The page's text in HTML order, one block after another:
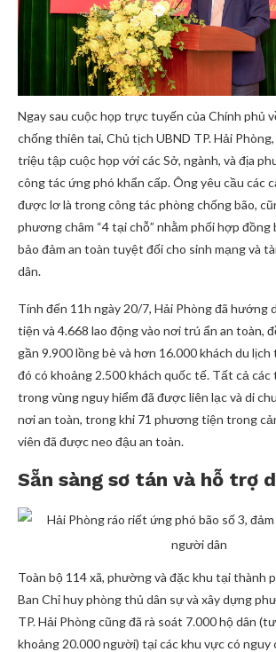
Ngay sau cuộc họp trực tuyến của Chính phủ
chống thiên tai, Chủ tịch UBND TP. Hải Phòng,
triệu tập cuộc họp với các Sở, ngành, và địa
công tác ứng phó khẩn cấp. Ông yêu cầu các
được lơ là trong công tác phòng chống bão,
phương châm “4 tại chỗ” nhằm phối hợp đồng
bảo đảm an toàn tuyệt đối cho sinh mạng và
dân.
Tính đến 11h ngày 20/7, Hải Phòng đã hướng
tiện và 4.668 lao động vào nơi trú ẩn an toàn,
gần 9.900 lồng bè và hơn 16.000 khách du
đó có khoảng 2.500 khách quốc tế. Tất cả
trong vùng nguy hiểm đã được liên lạc và di
nơi an toàn, trong khi 71 phương tiện trong
viên đã được neo đậu an toàn.
Sẵn sàng sơ tán và hỗ trợ
Toàn bộ 114 xã, phường và đặc khu tại thành
Ban Chỉ huy phòng thủ dân sự và xây dựng
TP. Hải Phòng cũng đã rà soát 7.000 hộ dân
khoảng 20.000 người) tại các khu vực có nguy